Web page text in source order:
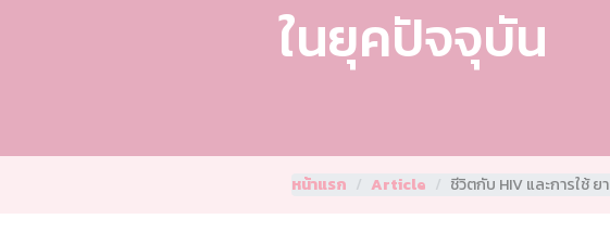
ในยุคปัจจุบัน
หน้าแรก Article ชีวิตกับ HIV และการใช้